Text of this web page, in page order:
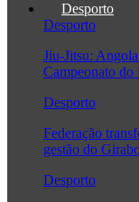
Desporto
Desporto
Jiu-Jitsu:
Campeonato
Desporto
Federação
gestão do
Desporto